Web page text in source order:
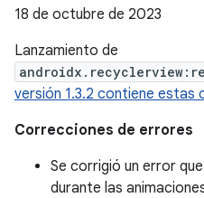
18 de octubre de 2023
Lanzamiento de
versión 1.3.2 contiene estas
Correcciones de errores
Se corrigió un error
durante las